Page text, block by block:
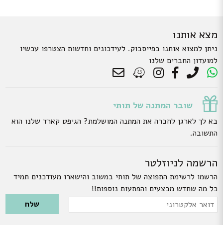
מצא אותנו
ניתן למצוא אותנו בפייסבוק. לעידכונים וחדשות הצטרפו עכשיו
למועדון החברים שלנו
שובר המתנה של תותי
בא לך לארגן לחברה את המתנה המושלמת? הגיפט קארד שלנו הוא
התשובה.
הרשמה לניוזלטר
הרשמו לרשימת התפוצה של תותי במשוב והישארו מעודכנים תמיד
כל מה שחדש מבצעים והפתעות נוספות!!
Please leave this field empty.
דואר